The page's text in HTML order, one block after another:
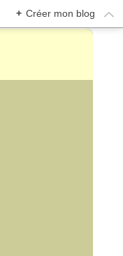
+ Créer mon blog